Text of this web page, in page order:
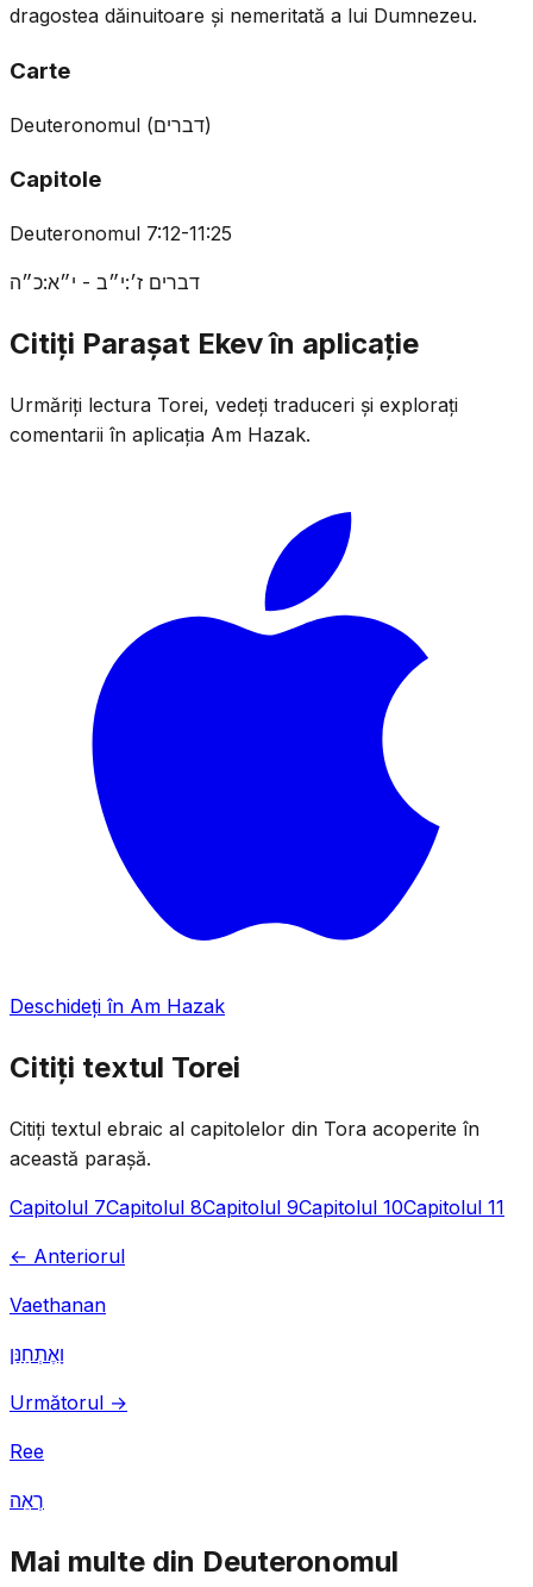
dragostea dăinuitoare și nemeritată a lui Dumnezeu.
Carte
Deuteronomul (דברים)
Capitole
Deuteronomul 7:12-11:25
דברים ז׳:י״ב - י״א:כ״ה
Citiți Parașat Ekev în aplicație
Urmăriți lectura Torei, vedeți traduceri și explorați
comentarii în aplicația Am Hazak.
Deschideți în Am Hazak
Citiți textul Torei
Citiți textul ebraic al capitolelor din Tora acoperite în
această parașă.
Capitolul 7Capitolul 8Capitolul 9Capitolul 10Capitolul 11
← Anteriorul
Vaethanan
וָאֶתְחַנַּן
Următorul →
Ree
רְאֵה
Mai multe din Deuteronomul